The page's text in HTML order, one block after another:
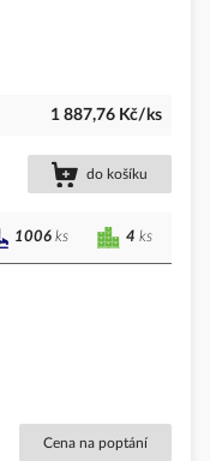
1 887,76 Kč/ks
do košíku
4 ks
1006 ks
Cena na poptání